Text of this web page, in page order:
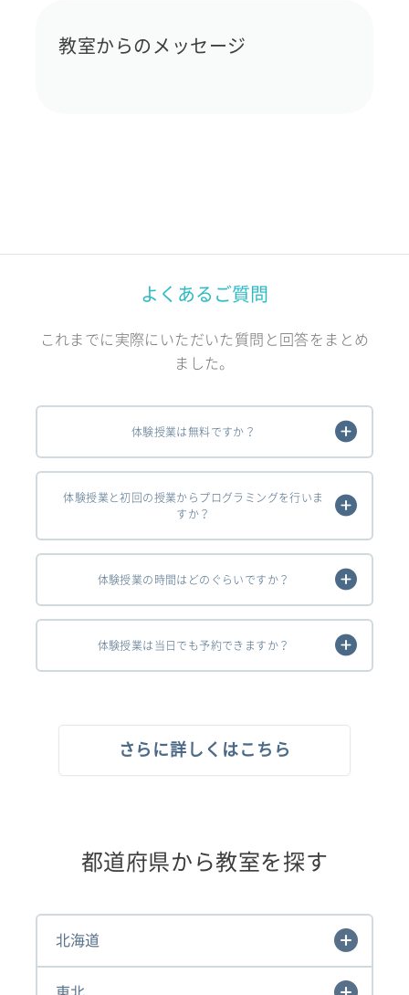
教室からのメッセージ
よくあるご質問
これまでに実際にいただいた質問と回答をまとめ
ました。
体験授業は無料ですか？
体験授業と初回の授業からプログラミングを行いま
すか？
体験授業の時間はどのぐらいですか？
体験授業は当日でも予約できますか？
さらに詳しくはこちら
都道府県から教室を探す
北海道